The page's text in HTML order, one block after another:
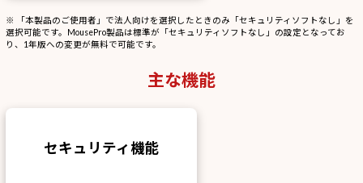
※ 「本製品のご使用者」で法人向けを選択したときのみ「セキュリティソフトなし」を
選択可能です。MousePro製品は標準が「セキュリティソフトなし」の設定となってお
り、1年版への変更が無料で可能です。
主な機能
セキュリティ機能